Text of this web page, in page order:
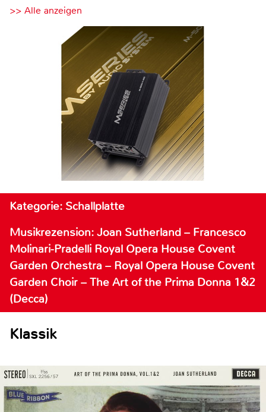
>> Alle anzeigen
Kategorie: Schallplatte
Musikrezension: Joan Sutherland – Francesco
Molinari-Pradelli Royal Opera House Covent
Garden Orchestra – Royal Opera House Covent
Garden Choir – The Art of the Prima Donna 1&2
(Decca)
Klassik